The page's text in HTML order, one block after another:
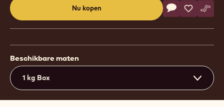
Nu kopen
a
window)
Actions
Schrijf een
- Callebaut
Opslaan
- -
Beschikbare maten
1 kg Box